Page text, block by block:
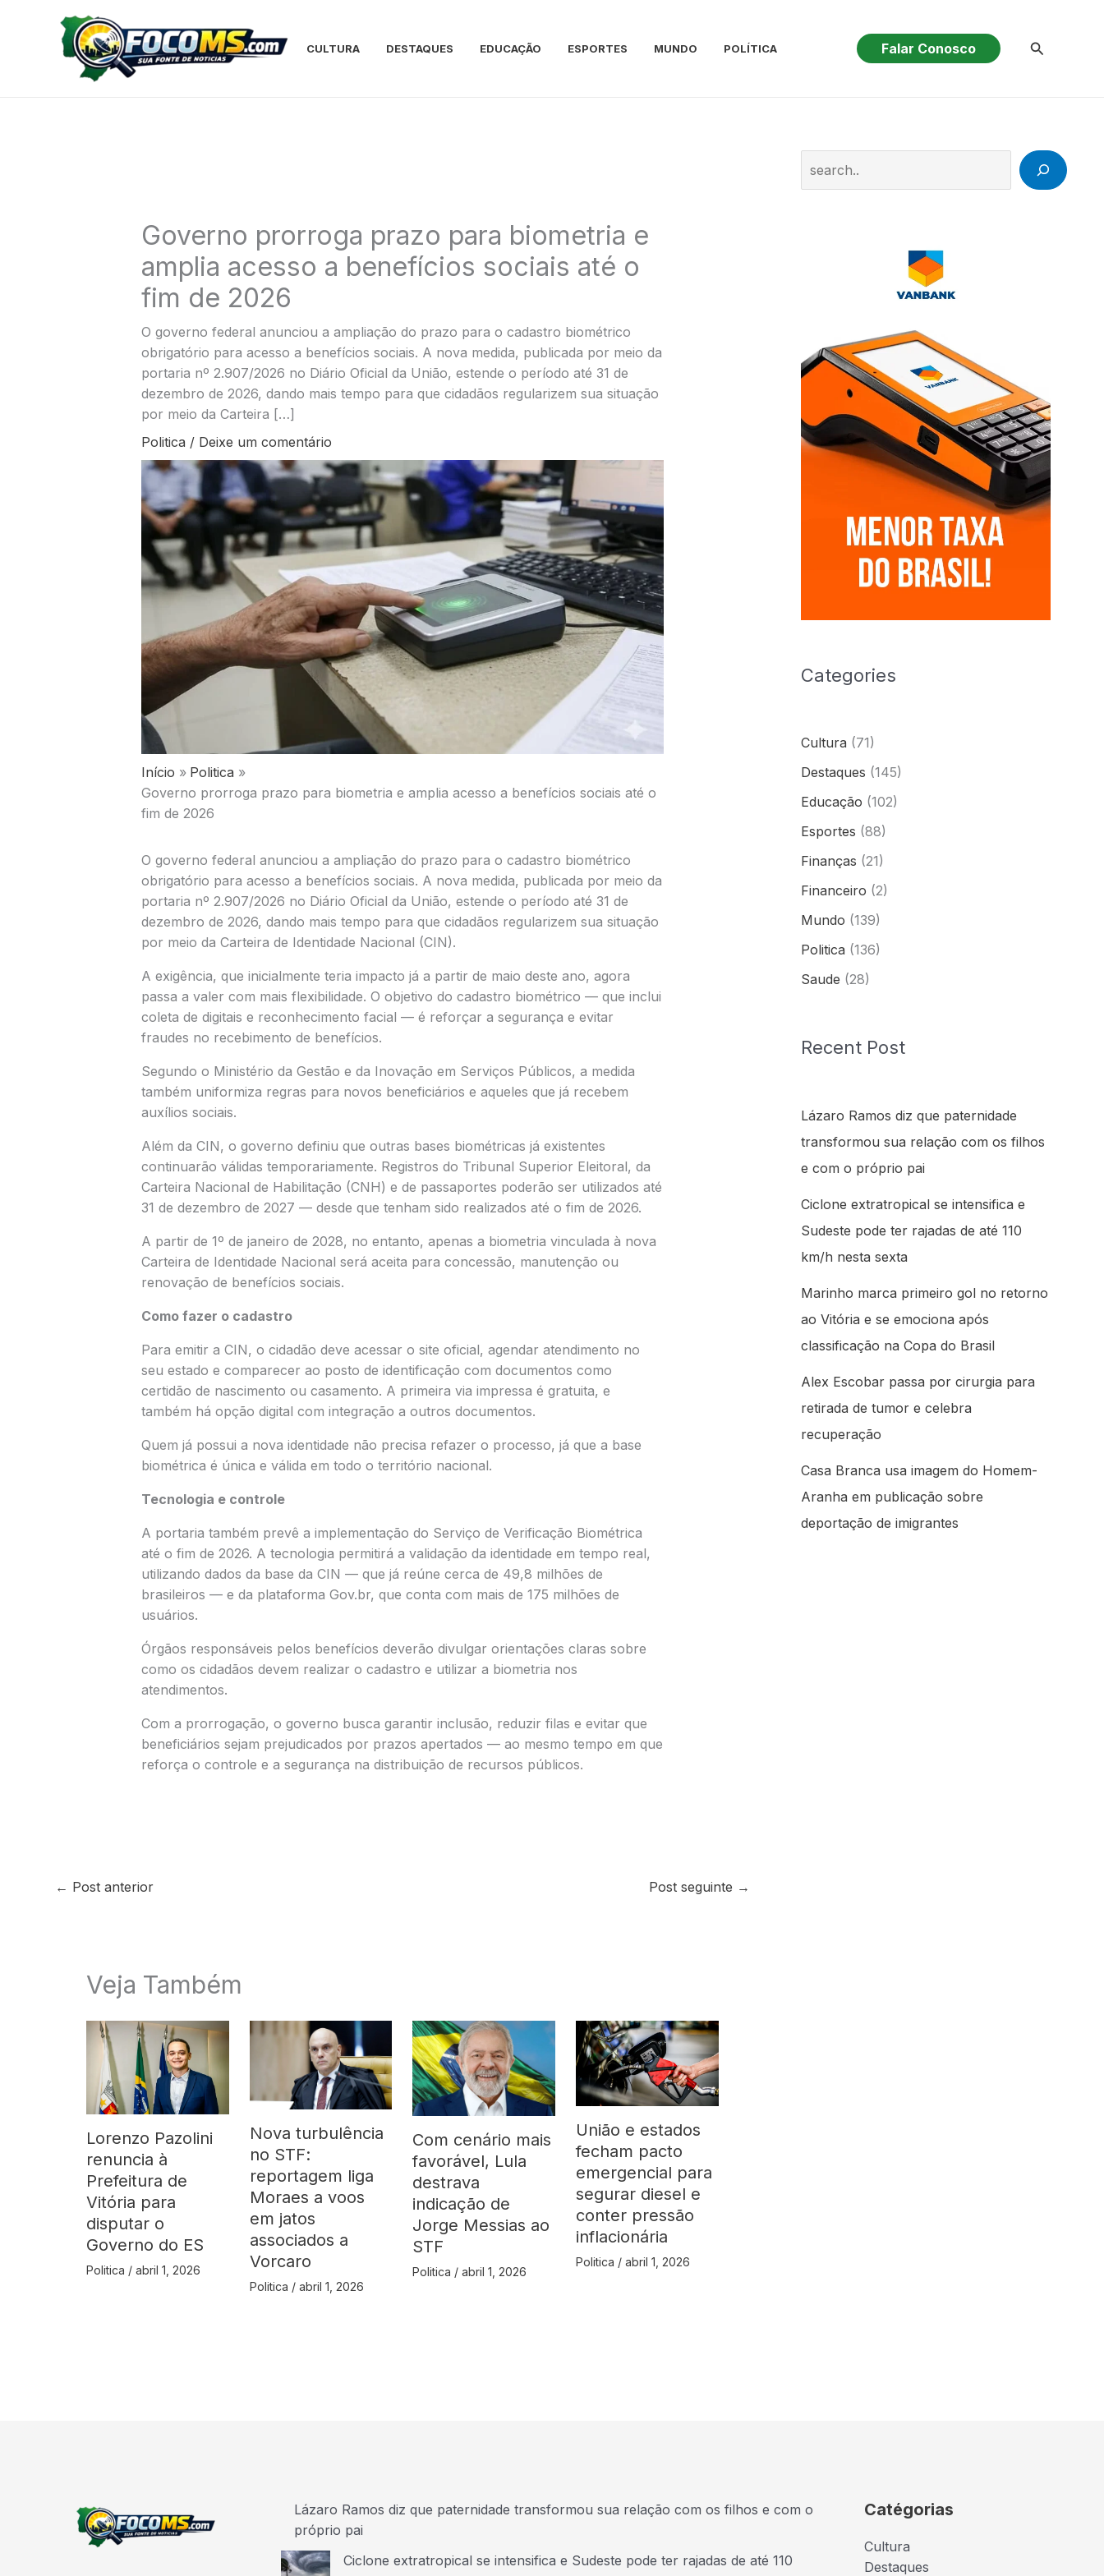
CULTURA DESTAQUES EDUCAÇÃO ESPORTES MUNDO POLÍTICA Falar Conosco Pesquisar
Governo prorroga prazo para biometria e
amplia acesso a benefícios sociais até o
fim de 2026
O governo federal anunciou a ampliação do prazo para o cadastro biométrico
obrigatório para acesso a benefícios sociais. A nova medida, publicada por meio da
portaria nº 2.907/2026 no Diário Oficial da União, estende o período até 31 de
dezembro de 2026, dando mais tempo para que cidadãos regularizem sua situação
por meio da Carteira […]
Politica / Deixe um comentário
Início
Politica
Governo prorroga prazo para biometria e amplia acesso a benefícios sociais até o
fim de 2026
O governo federal anunciou a ampliação do prazo para o cadastro biométrico
obrigatório para acesso a benefícios sociais. A nova medida, publicada por meio da
portaria nº 2.907/2026 no Diário Oficial da União, estende o período até 31 de
dezembro de 2026, dando mais tempo para que cidadãos regularizem sua situação
por meio da Carteira de Identidade Nacional (CIN).
A exigência, que inicialmente teria impacto já a partir de maio deste ano, agora
passa a valer com mais flexibilidade. O objetivo do cadastro biométrico — que inclui
coleta de digitais e reconhecimento facial — é reforçar a segurança e evitar
fraudes no recebimento de benefícios.
Segundo o Ministério da Gestão e da Inovação em Serviços Públicos, a medida
também uniformiza regras para novos beneficiários e aqueles que já recebem
auxílios sociais.
Além da CIN, o governo definiu que outras bases biométricas já existentes
continuarão válidas temporariamente. Registros do Tribunal Superior Eleitoral, da
Carteira Nacional de Habilitação (CNH) e de passaportes poderão ser utilizados até
31 de dezembro de 2027 — desde que tenham sido realizados até o fim de 2026.
A partir de 1º de janeiro de 2028, no entanto, apenas a biometria vinculada à nova
Carteira de Identidade Nacional será aceita para concessão, manutenção ou
renovação de benefícios sociais.
Como fazer o cadastro
Para emitir a CIN, o cidadão deve acessar o site oficial, agendar atendimento no
seu estado e comparecer ao posto de identificação com documentos como
certidão de nascimento ou casamento. A primeira via impressa é gratuita, e
também há opção digital com integração a outros documentos.
Quem já possui a nova identidade não precisa refazer o processo, já que a base
biométrica é única e válida em todo o território nacional.
Tecnologia e controle
A portaria também prevê a implementação do Serviço de Verificação Biométrica
até o fim de 2026. A tecnologia permitirá a validação da identidade em tempo real,
utilizando dados da base da CIN — que já reúne cerca de 49,8 milhões de
brasileiros — e da plataforma Gov.br, que conta com mais de 175 milhões de
usuários.
Órgãos responsáveis pelos benefícios deverão divulgar orientações claras sobre
como os cidadãos devem realizar o cadastro e utilizar a biometria nos
atendimentos.
Com a prorrogação, o governo busca garantir inclusão, reduzir filas e evitar que
beneficiários sejam prejudicados por prazos apertados — ao mesmo tempo em que
reforça o controle e a segurança na distribuição de recursos públicos.
← Post anterior Post seguinte →
Veja Também
Lorenzo Pazolini
renuncia à
Prefeitura de
Vitória para
disputar o
Governo do ES
Politica / abril 1, 2026
Nova turbulência
no STF:
reportagem liga
Moraes a voos
em jatos
associados a
Vorcaro
Politica / abril 1, 2026
Com cenário mais
favorável, Lula
destrava
indicação de
Jorge Messias ao
STF
Politica /abril 1, 2026
União e estados
fecham pacto
emergencial para
segurar diesel e
conter pressão
inflacionária
Politica /abril 1, 2026
Categories
Cultura (71)
Destaques (145)
Educação (102)
Esportes (88)
Finanças (21)
Financeiro (2)
Mundo (139)
Politica (136)
Saude (28)
Recent Post
Lázaro Ramos diz que paternidade
transformou sua relação com os filhos
e com o próprio pai
Ciclone extratropical se intensifica e
Sudeste pode ter rajadas de até 110
km/h nesta sexta
Marinho marca primeiro gol no retorno
ao Vitória e se emociona após
classificação na Copa do Brasil
Alex Escobar passa por cirurgia para
retirada de tumor e celebra
recuperação
Casa Branca usa imagem do Homem-
Aranha em publicação sobre
deportação de imigrantes
Lázaro Ramos diz que paternidade transformou sua relação com os filhos e com o
próprio pai
Ciclone extratropical se intensifica e Sudeste pode ter rajadas de até 110
Catégorias
Cultura
Destaques